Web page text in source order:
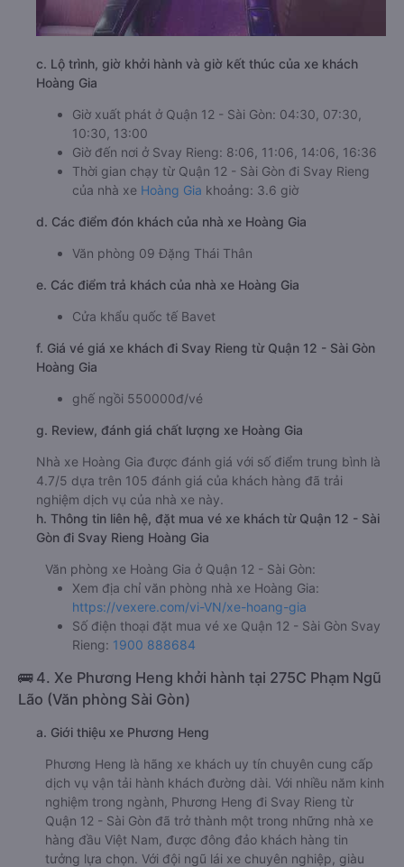
c. Lộ trình, giờ khởi hành và giờ kết thúc của xe khách
Hoàng Gia
Giờ xuất phát ở Quận 12 - Sài Gòn: 04:30, 07:30,
10:30, 13:00
Giờ đến nơi ở Svay Rieng: 8:06, 11:06, 14:06, 16:36
Thời gian chạy từ Quận 12 - Sài Gòn đi Svay Rieng
của nhà xe Hoàng Gia khoảng: 3.6 giờ
d. Các điểm đón khách của nhà xe Hoàng Gia
Văn phòng 09 Đặng Thái Thân
e. Các điểm trả khách của nhà xe Hoàng Gia
Cửa khẩu quốc tế Bavet
f. Giá vé giá xe khách đi Svay Rieng từ Quận 12 - Sài Gòn
Hoàng Gia
ghế ngồi 550000đ/vé
g. Review, đánh giá chất lượng xe Hoàng Gia
Nhà xe Hoàng Gia được đánh giá với số điểm trung bình là
4.7/5 dựa trên 105 đánh giá của khách hàng đã trải
nghiệm dịch vụ của nhà xe này.
h. Thông tin liên hệ, đặt mua vé xe khách từ Quận 12 - Sài
Gòn đi Svay Rieng Hoàng Gia
Văn phòng xe Hoàng Gia ở Quận 12 - Sài Gòn:
Xem địa chỉ văn phòng nhà xe Hoàng Gia:
https://vexere.com/vi-VN/xe-hoang-gia
Số điện thoại đặt mua vé xe Quận 12 - Sài Gòn Svay
Rieng: 1900 888684
🚌 4. Xe Phương Heng khởi hành tại 275C Phạm Ngũ
Lão (Văn phòng Sài Gòn)
a. Giới thiệu xe Phương Heng
Phương Heng là hãng xe khách uy tín chuyên cung cấp
dịch vụ vận tải hành khách đường dài. Với nhiều năm kinh
nghiệm trong ngành, Phương Heng đi Svay Rieng từ
Quận 12 - Sài Gòn đã trở thành một trong những nhà xe
hàng đầu Việt Nam, được đông đảo khách hàng tin
tưởng lựa chọn. Với đội ngũ lái xe chuyên nghiệp, giàu